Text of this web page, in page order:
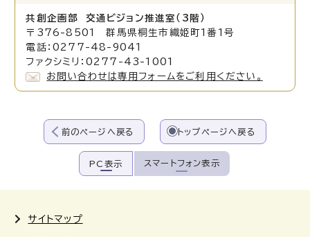
共創企画部 交通ビジョン推進室（3階）
〒376-8501 群馬県桐生市織姫町1番1号
電話：0277-48-9041
ファクシミリ：0277-43-1001
お問い合わせは専用フォームをご利用ください。
前のページへ戻る トップページへ戻る
PC表示 スマートフォン表示
サイトマップ